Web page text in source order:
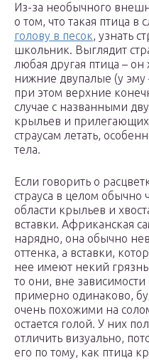
Из-за необычного
о том, что такая птица в
голову в песок, узнать
школьник. Выглядит
любая другая птица – он
нижние двупалые (у эму
при этом верхние
случае с названными
крыльев и
страусам летать,
тела.
Если говорить о
страуса в целом обычно
области крыльев и
вставки. Африканская
нарядно, она обычно
оттенка, а вставки,
нее имеют некий
то они, вне зависимости
примерно одинаково,
очень похожими на
остается голой. У них
отличить визуально,
его по тому, как птица